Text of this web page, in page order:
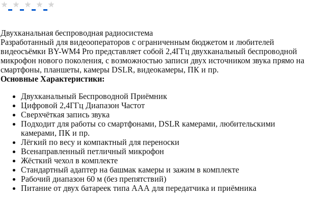
Двухканальная беспроводная радиосистема
Разработанный для видеооператоров с ограниченным бюджетом и любителей
видеосъёмки BY-WM4 Pro представляет собой 2,4ГГц двухканальный беспроводной
микрофон нового поколения, с возможностью записи двух источником звука прямо на
смартфоны, планшеты, камеры DSLR, видеокамеры, ПК и пр.
Основные Характеристики:
Двухканальный Беспроводной Приёмник
Цифровой 2,4ГГц Диапазон Частот
Сверхчёткая запись звука
Подходит для работы со смартфонами, DSLR камерами, любительскими
камерами, ПК и пр.
Лёгкий по весу и компактный для переноски
Всенаправленный петличный микрофон
Жёсткий чехол в комплекте
Стандартный адаптер на башмак камеры и зажим в комплекте
Рабочий диапазон 60 м (без препятствий)
Питание от двух батареек типа ААА для передатчика и приёмника